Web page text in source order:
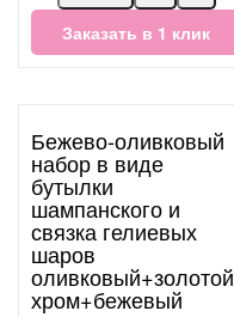
Заказать в 1 клик
Бежево-оливковый
набор в виде
бутылки
шампанского и
связка гелиевых
шаров
оливковый+золотой
хром+бежевый